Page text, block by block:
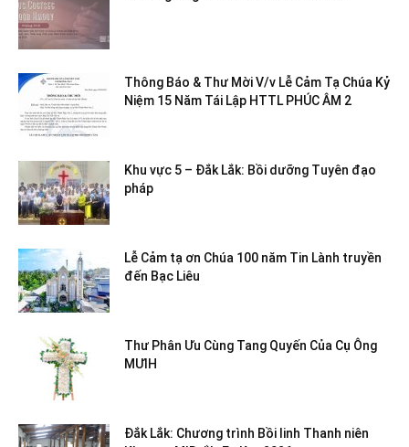
Thông Báo & Thư Mời V/v Lễ Cảm Tạ Chúa Kỷ
Niệm 15 Năm Tái Lập HTTL PHÚC ÂM 2
Khu vực 5 – Đắk Lắk: Bồi dưỡng Tuyên đạo
pháp
Lễ Cảm tạ ơn Chúa 100 năm Tin Lành truyền
đến Bạc Liêu
Thư Phân Ưu Cùng Tang Quyến Của Cụ Ông
MƯIH
Đắk Lắk: Chương trình Bồi linh Thanh niên